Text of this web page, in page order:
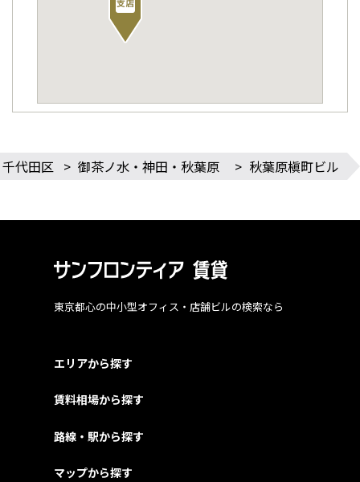
千代田区 > 御茶ノ水・神田・秋葉原 > 秋葉原槇町ビル
東京都心の中小型オフィス・店舗ビルの検索なら
エリアから探す
賃料相場から探す
路線・駅から探す
マップから探す